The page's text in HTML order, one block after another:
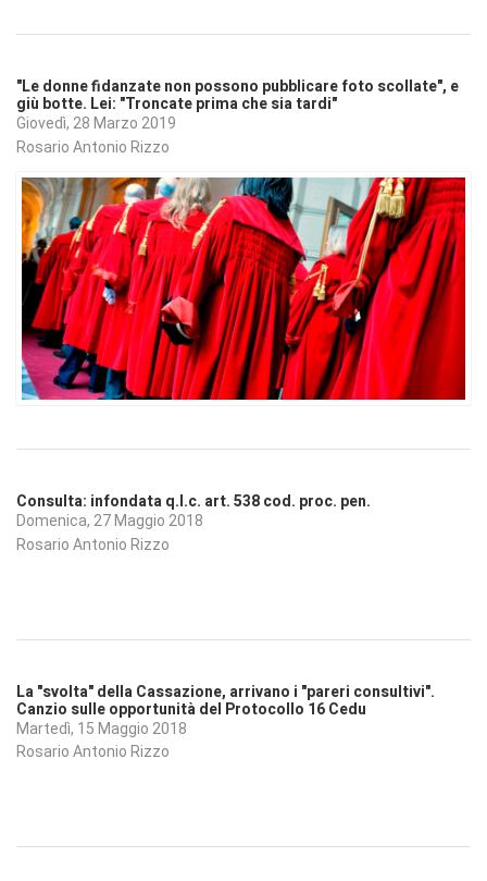
"Le donne fidanzate non possono pubblicare foto scollate", e
giù botte. Lei: "Troncate prima che sia tardi"
Giovedì, 28 Marzo 2019
Rosario Antonio Rizzo
Consulta: infondata q.l.c. art. 538 cod. proc. pen.
Domenica, 27 Maggio 2018
Rosario Antonio Rizzo
La "svolta" della Cassazione, arrivano i "pareri consultivi".
Canzio sulle opportunità del Protocollo 16 Cedu
Martedì, 15 Maggio 2018
Rosario Antonio Rizzo